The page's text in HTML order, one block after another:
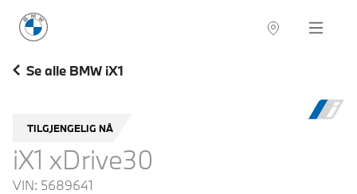
BMW Norge Navigation
Se alle BMW iX1
TILGJENGELIG NÅ
iX1 xDrive30
VIN: 5689641